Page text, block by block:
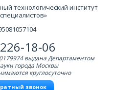
технологический институт
18-06
выдана Департаментом
города Москвы
круглосуточно
звонок